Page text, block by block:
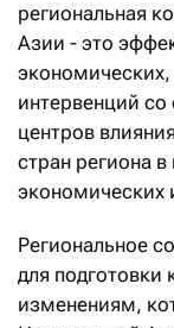
региональная
Азии - это
экономических,
интервенций
центров
стран региона
экономических
Региональное
для
изменениям,